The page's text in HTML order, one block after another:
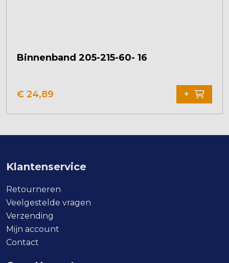
Binnenband 205-215-60- 16
€ 24,89 +
Klantenservice
Retourneren
Veelgestelde vragen
Verzending
Mijn account
Contact